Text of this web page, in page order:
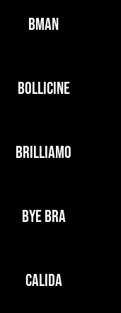
BMAN
BOLLICINE
BRILLIAMO
BYE BRA
CALIDA